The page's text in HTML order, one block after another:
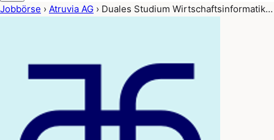
Jobbörse › Atruvia AG › Duales Studium Wirtschaftsinformatik…